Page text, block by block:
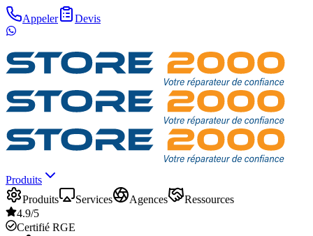
Appeler Devis
Produits
Produits
Services Agences
Ressources
4.9/5
Certifié RGE